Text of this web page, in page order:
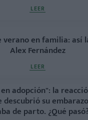
LEER
verano en familia: así
Alex Fernández
LEER
adopción": la
descubrió su
de parto. ¿Qué